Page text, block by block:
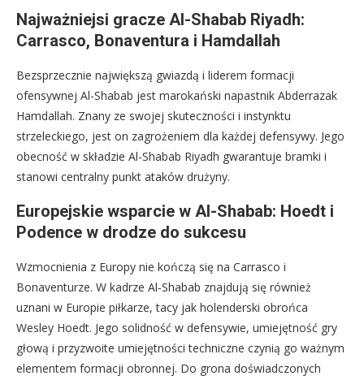
Najważniejsi gracze Al-Shabab Riyadh:
Carrasco, Bonaventura i Hamdallah
Bezsprzecznie największą gwiazdą i liderem formacji
ofensywnej Al-Shabab jest marokański napastnik Abderrazak
Hamdallah. Znany ze swojej skuteczności i instynktu
strzeleckiego, jest on zagrożeniem dla każdej defensywy. Jego
obecność w składzie Al-Shabab Riyadh gwarantuje bramki i
stanowi centralny punkt ataków drużyny.
Europejskie wsparcie w Al-Shabab: Hoedt i
Podence w drodze do sukcesu
Wzmocnienia z Europy nie kończą się na Carrasco i
Bonaventurze. W kadrze Al-Shabab znajdują się również
uznani w Europie piłkarze, tacy jak holenderski obrońca
Wesley Hoedt. Jego solidność w defensywie, umiejętność gry
głową i przyzwoite umiejętności techniczne czynią go ważnym
elementem formacji obronnej. Do grona doświadczonych